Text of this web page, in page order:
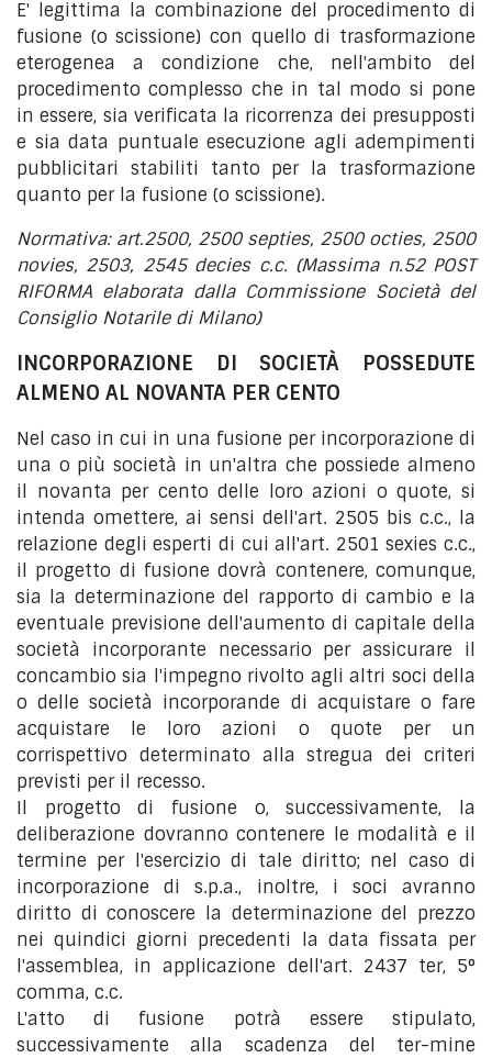
E' legittima la combinazione del procedimento di
fusione (o scissione) con quello di trasformazione
eterogenea a condizione che, nell'ambito del
procedimento complesso che in tal modo si pone
in essere, sia verificata la ricorrenza dei presupposti
e sia data puntuale esecuzione agli adempimenti
pubblicitari stabiliti tanto per la trasformazione
quanto per la fusione (o scissione).
Normativa: art.2500, 2500 septies, 2500 octies, 2500
novies, 2503, 2545 decies c.c. (Massima n.52 POST
RIFORMA elaborata dalla Commissione Società del
Consiglio Notarile di Milano)
INCORPORAZIONE DI SOCIETÀ POSSEDUTE
ALMENO AL NOVANTA PER CENTO
Nel caso in cui in una fusione per incorporazione di
una o più società in un'altra che possiede almeno
il novanta per cento delle loro azioni o quote, si
intenda omettere, ai sensi dell'art. 2505 bis c.c., la
relazione degli esperti di cui all'art. 2501 sexies c.c.,
il progetto di fusione dovrà contenere, comunque,
sia la determinazione del rapporto di cambio e la
eventuale previsione dell'aumento di capitale della
società incorporante necessario per assicurare il
concambio sia l'impegno rivolto agli altri soci della
o delle società incorporande di acquistare o fare
acquistare le loro azioni o quote per un
corrispettivo determinato alla stregua dei criteri
previsti per il recesso.
Il progetto di fusione o, successivamente, la
deliberazione dovranno contenere le modalità e il
termine per l'esercizio di tale diritto; nel caso di
incorporazione di s.p.a., inoltre, i soci avranno
diritto di conoscere la determinazione del prezzo
nei quindici giorni precedenti la data fissata per
l'assemblea, in applicazione dell'art. 2437 ter, 5°
comma, c.c.
L'atto di fusione potrà essere stipulato,
successivamente alla scadenza del ter-mine